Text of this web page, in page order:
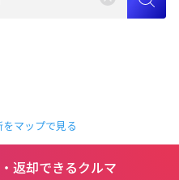
マップで見る
返却できるクルマ